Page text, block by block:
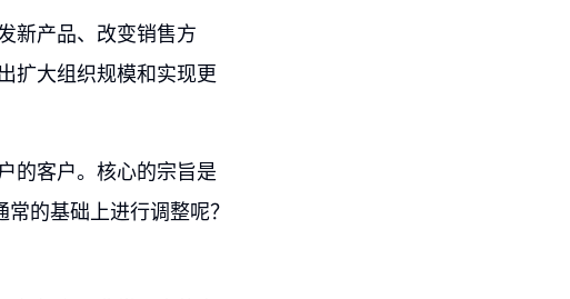
新产品、改变销售方
扩大组织规模和实现更
的客户。核心的宗旨是
的基础上进行调整呢？